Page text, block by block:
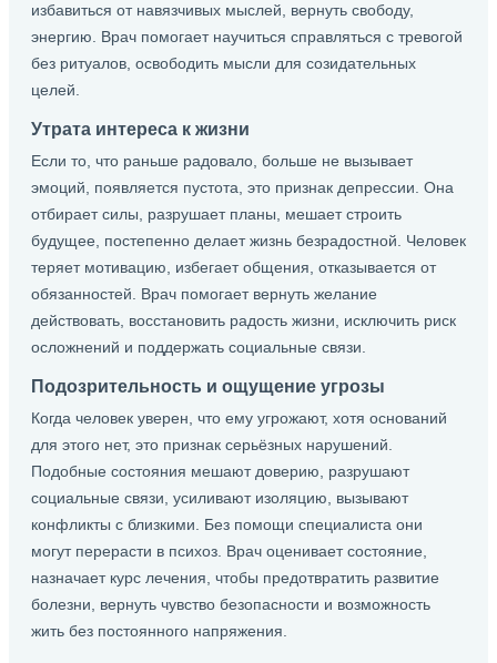
избавиться от навязчивых мыслей, вернуть свободу,
энергию. Врач помогает научиться справляться с тревогой
без ритуалов, освободить мысли для созидательных
целей.
Утрата интереса к жизни
Если то, что раньше радовало, больше не вызывает
эмоций, появляется пустота, это признак депрессии. Она
отбирает силы, разрушает планы, мешает строить
будущее, постепенно делает жизнь безрадостной. Человек
теряет мотивацию, избегает общения, отказывается от
обязанностей. Врач помогает вернуть желание
действовать, восстановить радость жизни, исключить риск
осложнений и поддержать социальные связи.
Подозрительность и ощущение угрозы
Когда человек уверен, что ему угрожают, хотя оснований
для этого нет, это признак серьёзных нарушений.
Подобные состояния мешают доверию, разрушают
социальные связи, усиливают изоляцию, вызывают
конфликты с близкими. Без помощи специалиста они
могут перерасти в психоз. Врач оценивает состояние,
назначает курс лечения, чтобы предотвратить развитие
болезни, вернуть чувство безопасности и возможность
жить без постоянного напряжения.